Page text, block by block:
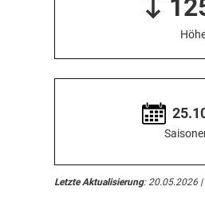
Letzte Aktualisierung: 20.05.2026 |